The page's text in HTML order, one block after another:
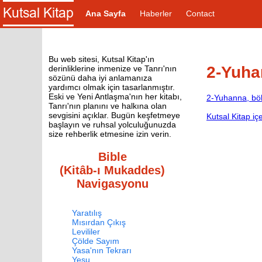
Ana Sayfa Haberler Contact
Bu web sitesi, Kutsal Kitap'ın
derinliklerine inmenize ve Tanrı'nın
sözünü daha iyi anlamanıza
yardımcı olmak için tasarlanmıştır.
Eski ve Yeni Antlaşma'nın her kitabı,
Tanrı'nın planını ve halkına olan
sevgisini açıklar. Bugün keşfetmeye
başlayın ve ruhsal yolculuğunuzda
size rehberlik etmesine izin verin.
Bible
(Kitâb-ı Mukaddes)
Navigasyonu
Yaratılış
Mısırdan Çıkış
Levililer
Çölde Sayım
Yasa'nın Tekrarı
Yeşu
2-
2-Yuhanna,
Kutsal Kitap